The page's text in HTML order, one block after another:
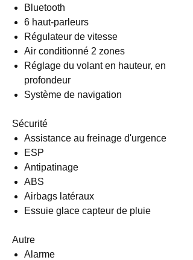
Bluetooth
6 haut-parleurs
Régulateur de vitesse
Air conditionné 2 zones
Réglage du volant en hauteur, en
profondeur
Système de navigation
Sécurité
Assistance au freinage d'urgence
ESP
Antipatinage
ABS
Airbags latéraux
Essuie glace capteur de pluie
Autre
Alarme